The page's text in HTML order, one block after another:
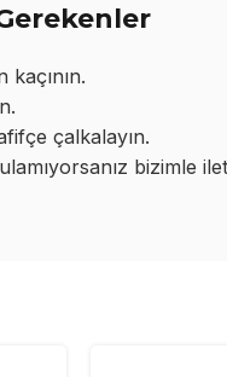
çalkalayın.
bizimle